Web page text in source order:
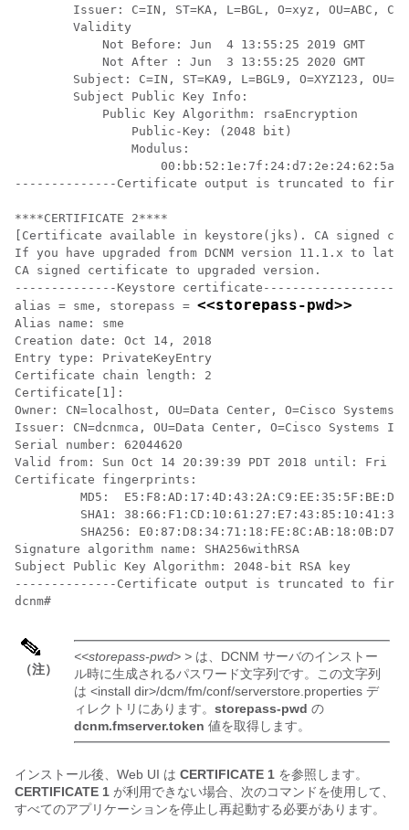
Issuer: C=IN, ST=KA, L=BGL, O=xyz, OU=ABC,
        Validity
            Not Before: Jun  4 13:55:25 2019 GMT
            Not After : Jun  3 13:55:25 2020 GMT
Subject: C=IN, ST=KA9, L=BGL9, O=XYZ123,
        Subject Public Key Info:
            Public Key Algorithm: rsaEncryption
                Public-Key: (2048 bit)
                Modulus:
--------------Certificate output is truncated to
****CERTIFICATE 2****
[Certificate available in keystore(jks). CA signed
If you have upgraded from DCNM version 11.1.x to
CA signed certificate to upgraded version.
--------------Keystore
alias = sme, storepass = <<storepass-pwd>>
Alias name: sme
Creation date: Oct 14, 2018
Entry type: PrivateKeyEntry
Certificate chain length: 2
Certificate[1]:
Owner: CN=localhost, OU=Data Center, O=Cisco Systems
Issuer: CN=dcnmca, OU=Data Center, O=Cisco Systems
Serial number: 62044620
Valid from: Sun Oct 14 20:39:39 PDT 2018 until: Fri
Certificate fingerprints:
MD5:
SHA1:
SHA256:
Signature algorithm name: SHA256withRSA
Subject Public Key Algorithm: 2048-bit RSA key
--------------Certificate output is truncated to
（注）
<<storepass-pwd> > は、DCNM サーバのインストー
ル時に生成されるパスワード文字列です。この文字列
は <install dir>/dcm/fm/conf/serverstore.properties デ
ィレクトリにあります。 storepass-pwd の
dcnm.fmserver.token 値を取得します。
インストール後、Web UI は CERTIFICATE 1 を参照します。
CERTIFICATE 1 が利用できない場合、次のコマンドを使用して、
すべてのアプリケーションを停止し再起動する必要があります。